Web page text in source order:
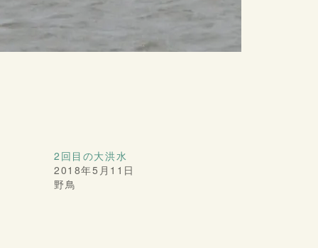
2回目の大洪水
2018年5月11日
野鳥